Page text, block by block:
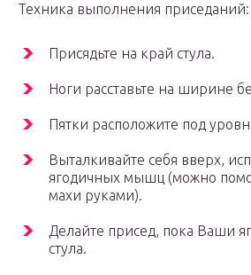
Техника выполнения приседаний:
Присядьте на край стула.
Ноги расставьте на ширине
Пятки расположите под
Выталкивайте себя вверх,
ягодичных мышц (можно
махи руками).
Делайте присед, пока Ваши
стула.